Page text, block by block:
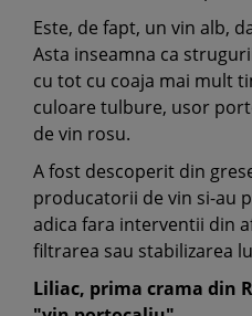
Este, de fapt, un vin alb,
Asta inseamna ca
cu tot cu coaja mai mult
culoare tulbure, usor
de vin rosu.
A fost descoperit din
producatorii de vin si-au
adica fara interventii din
filtrarea sau stabilizarea
Liliac, prima crama din